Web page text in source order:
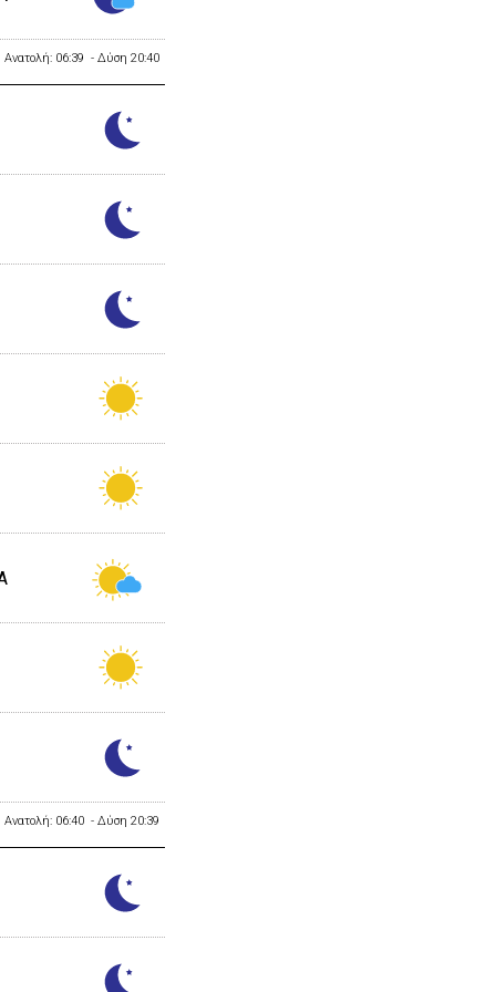
Ανατολή: 06:39 - Δύση 20:40
Ανατολή: 06:40 - Δύση 20:39